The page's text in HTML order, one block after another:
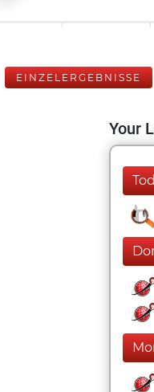
EINZELERGEBNISSE
Your